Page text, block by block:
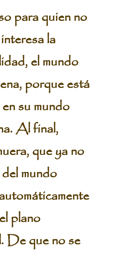
para quien no
la
el mundo
porque está
su mundo
Al final,
que ya no
mundo
plano
De que no se